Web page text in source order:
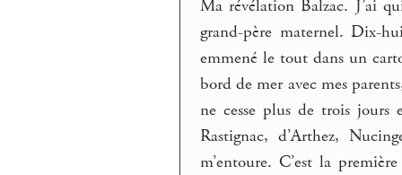
Ma révélation Balzac. J’ai
grand-père maternel. Dix-
emmené le tout dans un
bord de mer avec mes
ne cesse plus de trois
Rastignac, d’Arthez,
m’entoure. C’est la